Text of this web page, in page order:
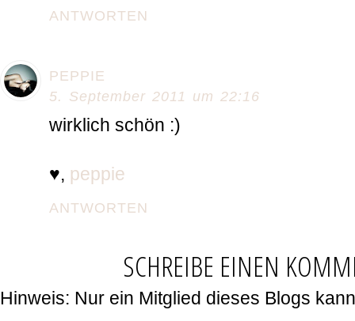
ANTWORTEN
PEPPIE
5. September 2011 um 22:16
wirklich schön :)
♥, peppie
ANTWORTEN
SCHREIBE EINEN
Hinweis: Nur ein Mitglied dieses Blogs